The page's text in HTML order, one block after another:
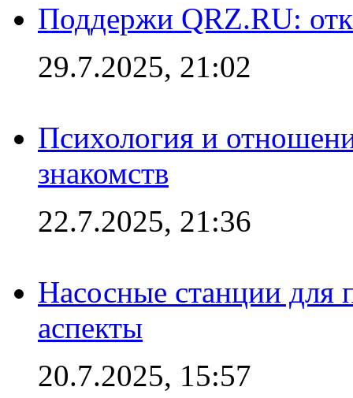
Поддержи QRZ.RU:
29.7.2025, 21:02
Психология и
знакомств
22.7.2025, 21:36
Насосные станции
аспекты
20.7.2025, 15:57